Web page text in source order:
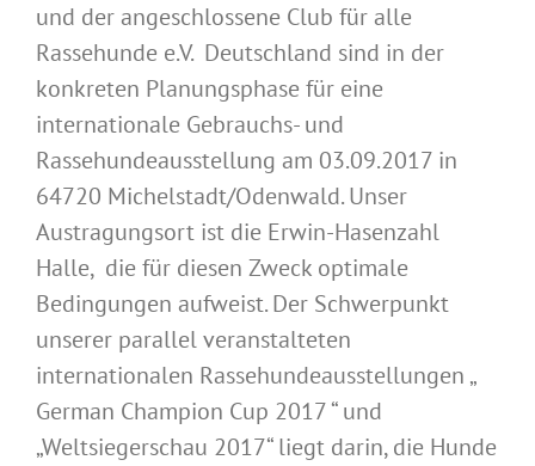
und der angeschlossene Club für alle
Rassehunde e.V. Deutschland sind in der
konkreten Planungsphase für eine
internationale Gebrauchs- und
Rassehundeausstellung am 03.09.2017 in
64720 Michelstadt/Odenwald. Unser
Austragungsort ist die Erwin-Hasenzahl
Halle, die für diesen Zweck optimale
Bedingungen aufweist. Der Schwerpunkt
unserer parallel veranstalteten
internationalen Rassehundeausstellungen „
German Champion Cup 2017 “ und
„Weltsiegerschau 2017“ liegt darin, die Hunde